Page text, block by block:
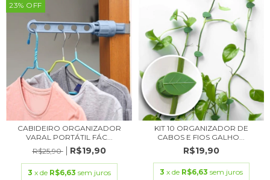
23% OFF
CABIDEIRO ORGANIZADOR
VARAL PORTÁTIL FÁC...
R$25,90
R$19,90
3 x de R$6,63 sem juros
KIT 10 ORGANIZADOR DE
CABOS E FIOS GALHO...
R$19,90
3 x de R$6,63 sem juros